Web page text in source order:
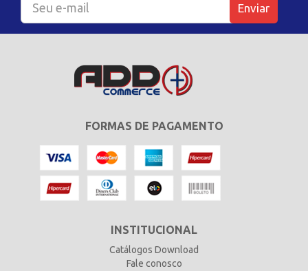
Enviar
FORMAS DE PAGAMENTO
INSTITUCIONAL
Catálogos Download
Fale conosco